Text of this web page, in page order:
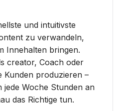
und intuitivste
zu verwandeln,
Innehalten bringen.
creator, Coach oder
produzieren –
jede Woche Stunden an
das Richtige tun.